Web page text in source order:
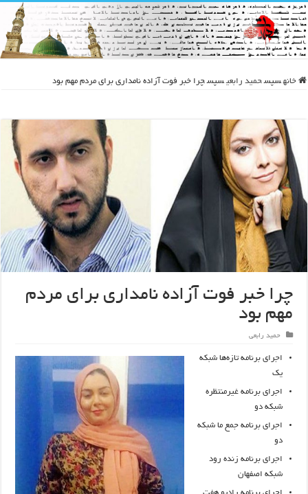
خانه سپس حمید رابعی سپس چرا خبر فوت آزاده نامداری برای مردم مهم بود
چرا خبر فوت آزاده نامداری برای مردم
مهم بود
حمید رابعی
اجرای برنامه تازه‌ها شبکه
یک
اجرای برنامه غیرمنتظره
شبکه دو
اجرای برنامه جمع ما شبکه
دو
اجرای برنامه زنده رود
شبکه اصفهان